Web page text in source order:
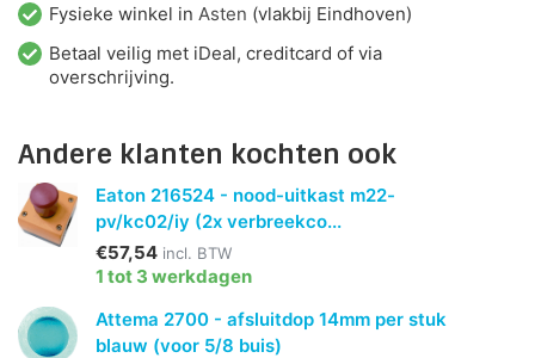
Fysieke winkel in Asten (vlakbij Eindhoven)
Betaal veilig met iDeal, creditcard of via
overschrijving.
Andere klanten kochten ook
Eaton 216524 - nood-uitkast m22-
pv/kc02/iy (2x verbreekco...
€57,54 incl. BTW
1 tot 3 werkdagen
Attema 2700 - afsluitdop 14mm per stuk
blauw (voor 5/8 buis)